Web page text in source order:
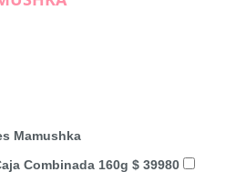
Mamushka
Combinada 160g $ 39980